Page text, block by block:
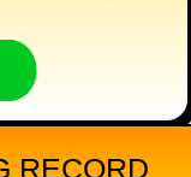
RECORD